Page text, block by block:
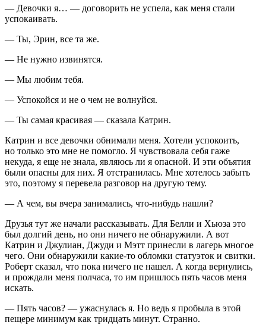
— Девочки я… — договорить не успела, как меня стали
успокаивать.
— Ты, Эрин, все та же.
— Не нужно извинятся.
— Мы любим тебя.
— Успокойся и не о чем не волнуйся.
— Ты самая красивая — сказала Катрин.
Катрин и все девочки обнимали меня. Хотели успокоить,
но только это мне не помогло. Я чувствовала себя гаже
некуда, я еще не знала, являюсь ли я опасной. И эти объятия
были опасны для них. Я отстранилась. Мне хотелось забыть
это, поэтому я перевела разговор на другую тему.
— А чем, вы вчера занимались, что-нибудь нашли?
Друзья тут же начали рассказывать. Для Белли и Хьюза это
был долгий день, но они ничего не обнаружили. А вот
Катрин и Джулиан, Джуди и Мэтт принесли в лагерь многое
чего. Они обнаружили какие-то обломки статуэток и свитки.
Роберт сказал, что пока ничего не нашел. А когда вернулись,
и прождали меня полчаса, то им пришлось пять часов меня
искать.
— Пять часов? — ужаснулась я. Но ведь я пробыла в этой
пещере минимум как тридцать минут. Странно.